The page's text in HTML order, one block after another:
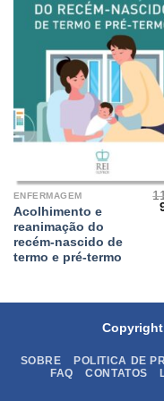
ENFERMAGEM
Acolhimento e
reanimação do
recém-nascido de
termo e pré-termo
SOBRE POLITICA DE
FAQ
CONTATOS